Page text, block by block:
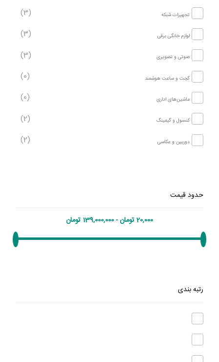
تجهیزات شبکه (3)
لوازم خانگی برقی (3)
صوتی و تصویری (3)
گجت و ساعت هوشمند (0)
ماشین‌های اداری (0)
کنسول و گیمینگ (2)
دوربین و عکاسی (2)
حدود قیمت
رتبه بندی